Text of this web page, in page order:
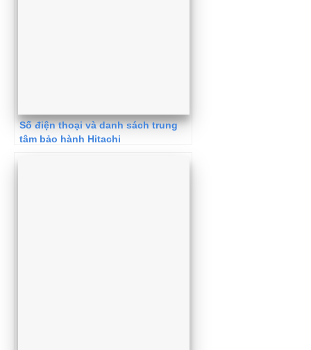
Số điện thoại và danh sách trung
tâm bảo hành Hitachi